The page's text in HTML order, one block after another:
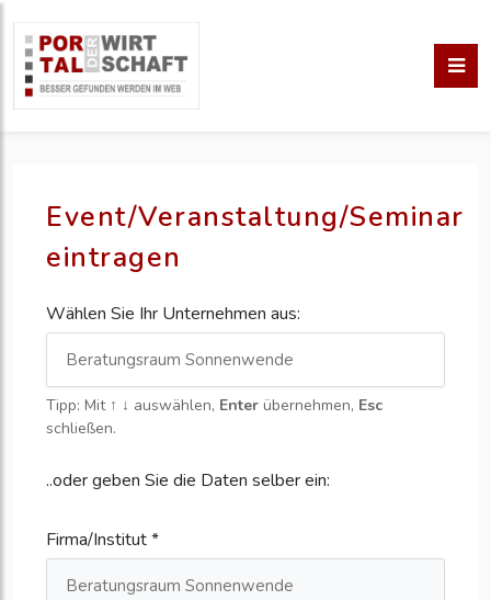
Event/Veranstaltung/Seminar
eintragen
Wählen Sie Ihr Unternehmen aus:
Tipp: Mit ↑ ↓ auswählen, Enter übernehmen, Esc
schließen.
..oder geben Sie die Daten selber ein:
Firma/Institut *